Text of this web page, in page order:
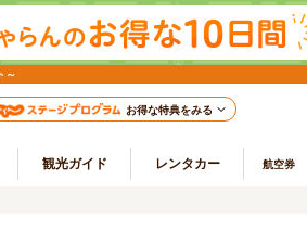
～
お得な特典をみる
観光ガイド レンタカー 航空券